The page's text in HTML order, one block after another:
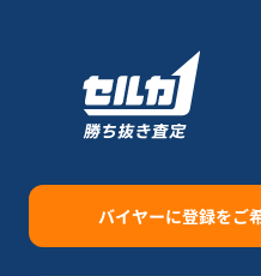
バイヤーに登録をご